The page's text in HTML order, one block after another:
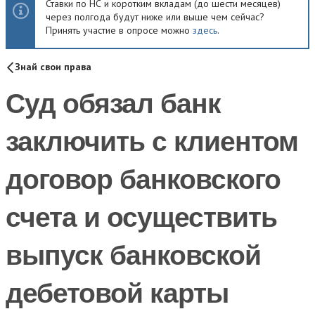
Ставки по НС и коротким вкладам (до шести месяцев)
через полгода будут ниже или выше чем сейчас?
Принять участие в опросе можно здесь.
Знай свои права
Суд обязал банк
заключить с клиентом
договор банковского
счета и осуществить
выпуск банковской
дебетовой карты